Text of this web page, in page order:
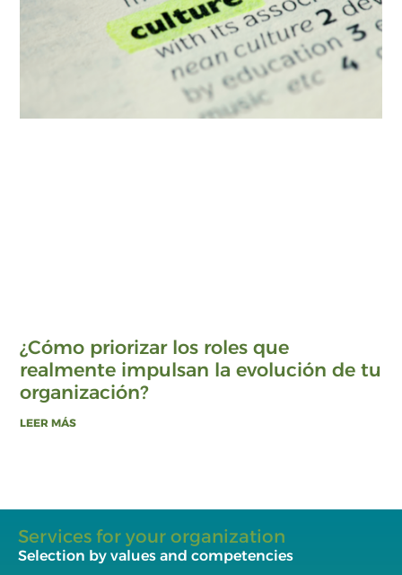
¿Cómo priorizar los roles que
realmente impulsan la evolución de tu
organización?
LEER MÁS
Services for your organization
Selection by values and competencies